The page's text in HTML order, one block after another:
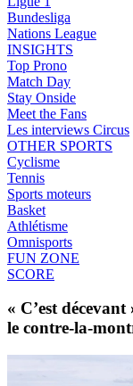
Bundesliga
Nations League
INSIGHTS
Top Prono
Match Day
Stay Onside
Meet the Fans
Les interviews Circus
OTHER SPORTS
Cyclisme
Tennis
Sports moteurs
Basket
Athlétisme
Omnisports
FUN ZONE
SCORE
« C’est
le contre-la-